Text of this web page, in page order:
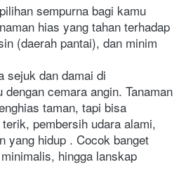
sempurna bagi kamu
hias yang tahan terhadap
(daerah pantai), dan minim
sejuk dan damai di
cemara angin. Tanaman
taman, tapi bisa
pembersih udara alami,
yang hidup . Cocok banget
hingga lanskap